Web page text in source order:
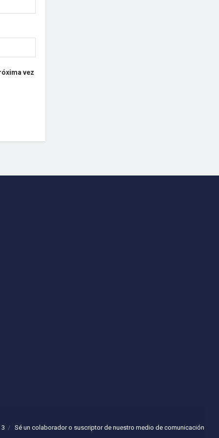
vez
Sé un colaborador o suscriptor de nuestro medio de comunicación